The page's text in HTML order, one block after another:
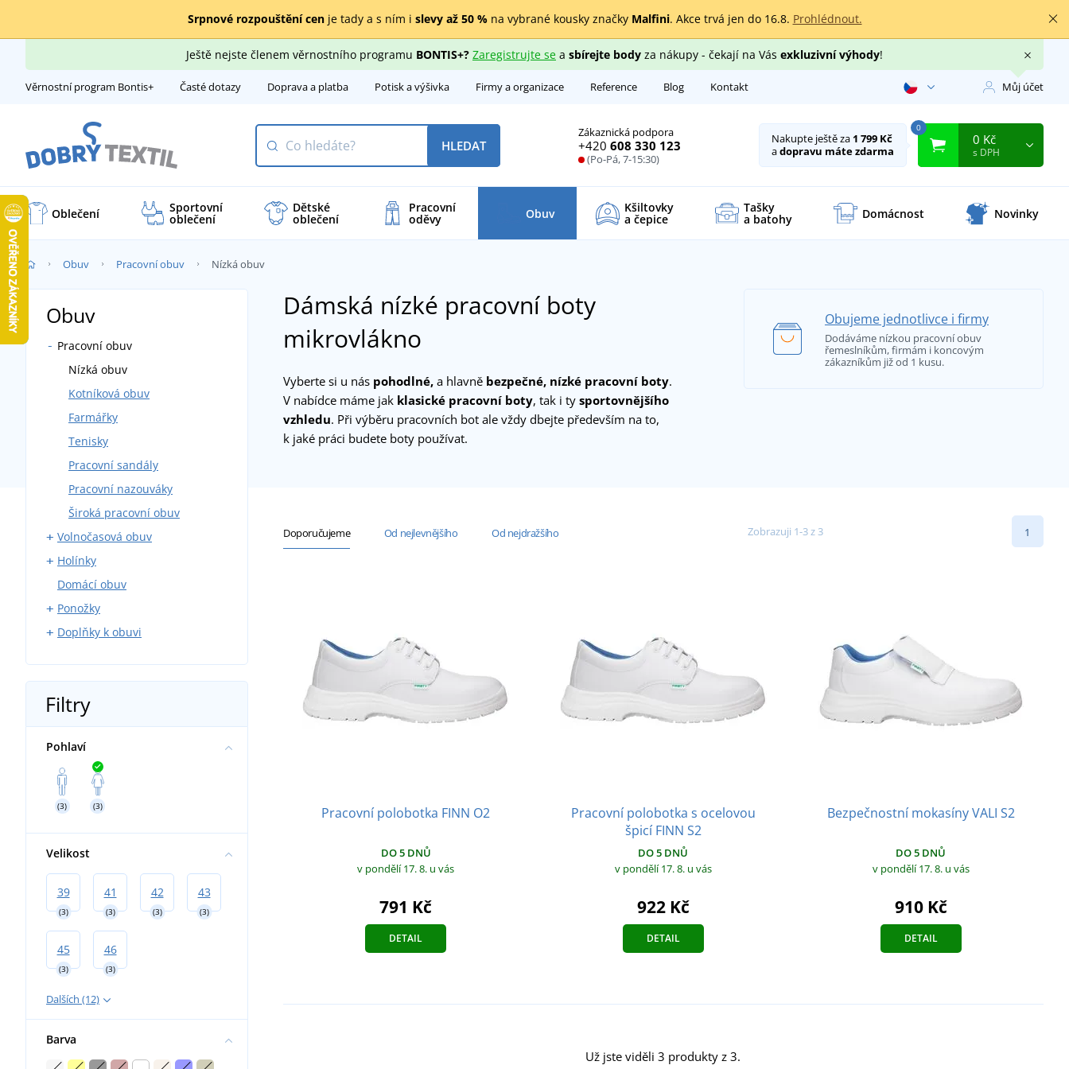
Srpnové rozpouštění cenje tady a s ním i slevy až 50 %na vybrané kousky značky Malfini. Akce trvá jen do 16.8. Prohlédnout.
Ještě nejste členem věrnostního programu BONTIS+? Zaregistrujte sea sbírejte bodyza nákupy - čekají na Vás exkluzivní výhody!
Věrnostní program Bontis+ Časté dotazy Doprava a platba Potisk a výšivka Firmy a organizace Reference Blog Kontakt Můj účet
Zákaznická podpora
+420 608 330 123
(Po-Pá, 7-15:30)
HLEDAT Nakupte ještě za 1 799 Kč
adopravu máte zdarma
0
0 Kč
s DPH
Oblečení Sportovní
oblečení
Dětské
oblečení
Pracovní
oděvy Obuv Kšiltovky
a čepice
Tašky
a batohy Domácnost Novinky
Obuv Pracovní obuv Nízká obuv
Dámská nízké pracovní boty
mikrovlákno
Vyberte si u nás pohodlné, a hlavně bezpečné, nízké pracovní boty.
V nabídce máme jak klasické pracovní boty, tak i ty sportovnějšího
vzhledu. Při výběru pracovních bot ale vždy dbejte především na to,
k jaké práci budete boty používat.
Obujeme jednotlivce i firmy
Dodáváme nízkou pracovní obuv
řemeslníkům, firmám i koncovým
zákazníkům již od 1 kusu.
Obuv
Pracovní obuv
Nízká obuv
Kotníková obuv
Farmářky
Tenisky
Pracovní sandály
Pracovní nazouváky
Široká pracovní obuv
Volnočasová obuv
Treková obuv
Softshellová obuv
Vycházková obuv
Sandály
Barefoot
Holínky
Rybářské holínky
Domácí obuv
Ponožky
Klasické ponožky
Doplňky k obuvi
Vložky do bot
Péče o obuv
Filtry
Pohlaví
(3) (3)
Velikost
39
(3)
41
(3)
42
(3)
43
(3)
45
(3)
46
(3)
Dalších (12)
Barva
Doporučujeme Od nejlevnějšího Od nejdražšího Zobrazuji 1-3 z 3 1
Pracovní polobotka FINN O2
DO 5 DNŮ
v pondělí 17. 8. u vás
791 Kč
DETAIL
Pracovní polobotka s ocelovou
špicí FINN S2
DO 5 DNŮ
v pondělí 17. 8. u vás
922 Kč
DETAIL
Bezpečnostní mokasíny VALI S2
DO 5 DNŮ
v pondělí 17. 8. u vás
910 Kč
DETAIL
Už jste viděli 3 produkty z 3.